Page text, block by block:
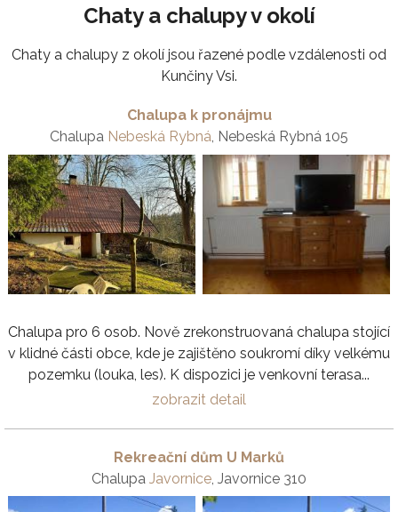
Chaty a chalupy v okolí
Chaty a chalupy z okolí jsou řazené podle vzdálenosti od
Kunčiny Vsi.
Chalupa k pronájmu
Chalupa Nebeská Rybná, Nebeská Rybná 105
Chalupa pro 6 osob. Nově zrekonstruovaná chalupa stojící
v klidné části obce, kde je zajištěno soukromí díky velkému
pozemku (louka, les). K dispozici je venkovní terasa...
zobrazit detail
Rekreační dům U Marků
Chalupa Javornice , Javornice 310